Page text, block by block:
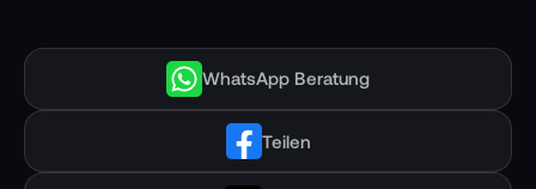
WhatsApp Beratung
Teilen